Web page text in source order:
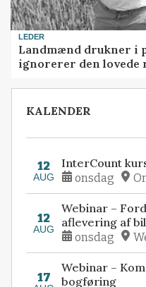
LEDER
Landmænd drukner i
ignorerer den lovede
KALENDER
12
AUG
InterCount
onsdag
12
AUG
Webinar –
aflevering af
onsdag
17
Webinar –
bogføring